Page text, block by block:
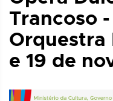
Trancoso
Orquestra
e 19 de